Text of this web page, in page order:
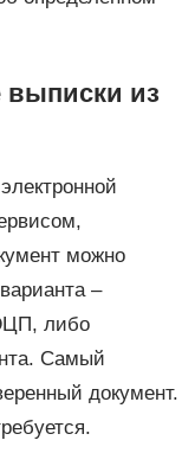
выписки из
можно
–
либо
Самый
документ.